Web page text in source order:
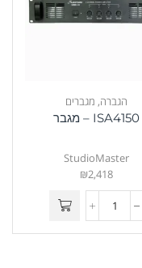
הגברה, מגברים
ISA4150 – מגבר
StudioMaster
₪2,418